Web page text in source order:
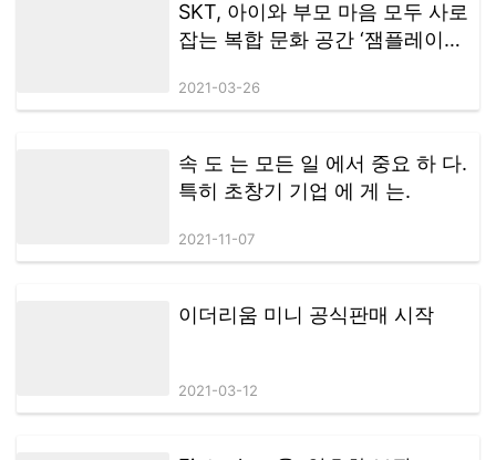
SKT, 아이와 부모 마음 모두 사로
잡는 복합 문화 공간 ‘잼플레이스
2021-03-26
속 도 는 모든 일 에서 중요 하 다.
특히 초창기 기업 에 게 는.
2021-11-07
이더리움 미니 공식판매 시작
2021-03-12